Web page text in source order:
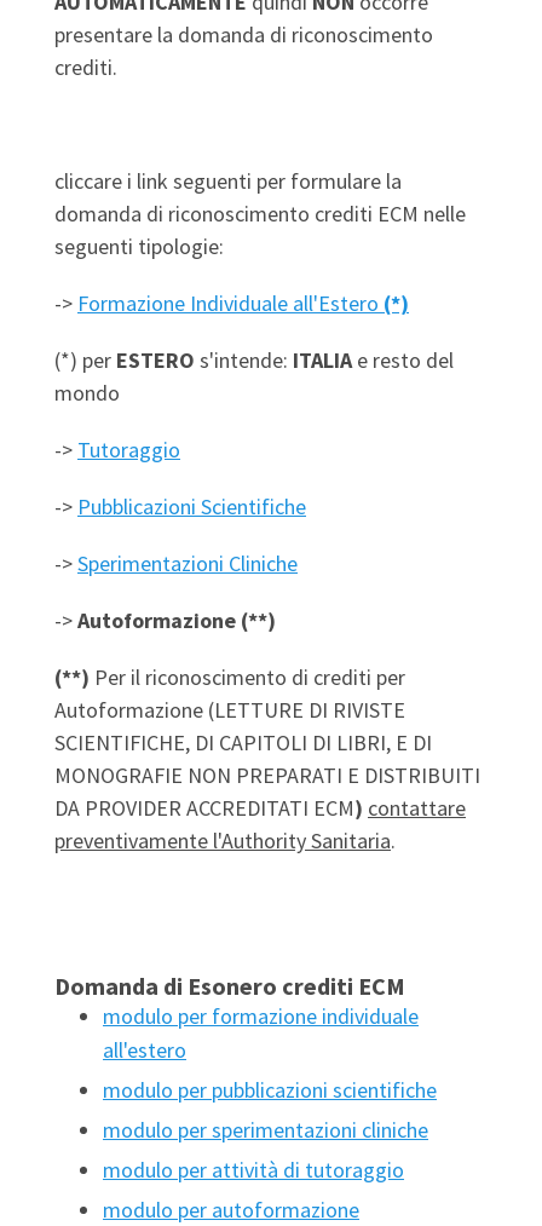
presentare la domanda di riconoscimento
crediti.
cliccare i link seguenti per formulare la
domanda di riconoscimento crediti ECM nelle
seguenti tipologie:
-> Formazione Individuale all'Estero (*)
(*) per ESTERO s'intende: ITALIAe resto del
mondo
-> Tutoraggio
-> Pubblicazioni Scientifiche
->Sperimentazioni Cliniche
->Autoformazione (**)
(**) Per il riconoscimento di crediti per
Autoformazione (LETTURE DI RIVISTE
SCIENTIFICHE, DI CAPITOLI DI LIBRI, E DI
MONOGRAFIE NON PREPARATI E DISTRIBUITI
DA PROVIDER ACCREDITATI ECM) contattare
preventivamente l'Authority Sanitaria.
Domanda di Esonero crediti ECM
modulo per formazione individuale
all'estero
modulo per pubblicazioni scientifiche
modulo per sperimentazioni cliniche
modulo per attività di tutoraggio
modulo per autoformazione